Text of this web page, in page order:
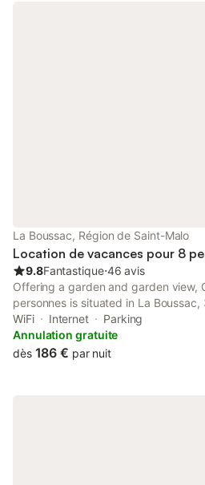
La Boussac, Région de Saint-Malo
Location de vacances pour 8
9.8Fantastique⋅46 avis
Offering a garden and garden view,
personnes is situated in La
Grouin and 32 km from Mont Saint
offers access to a terrace, free
WiFi Internet
Parking
Annulation gratuite
dès 186 € par nuit